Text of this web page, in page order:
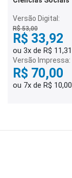
Versão Digital:
R$ 53,00
R$ 33,92
ou 3x de R$ 11,31
Versão Impressa:
R$ 70,00
ou 7x de R$ 10,00